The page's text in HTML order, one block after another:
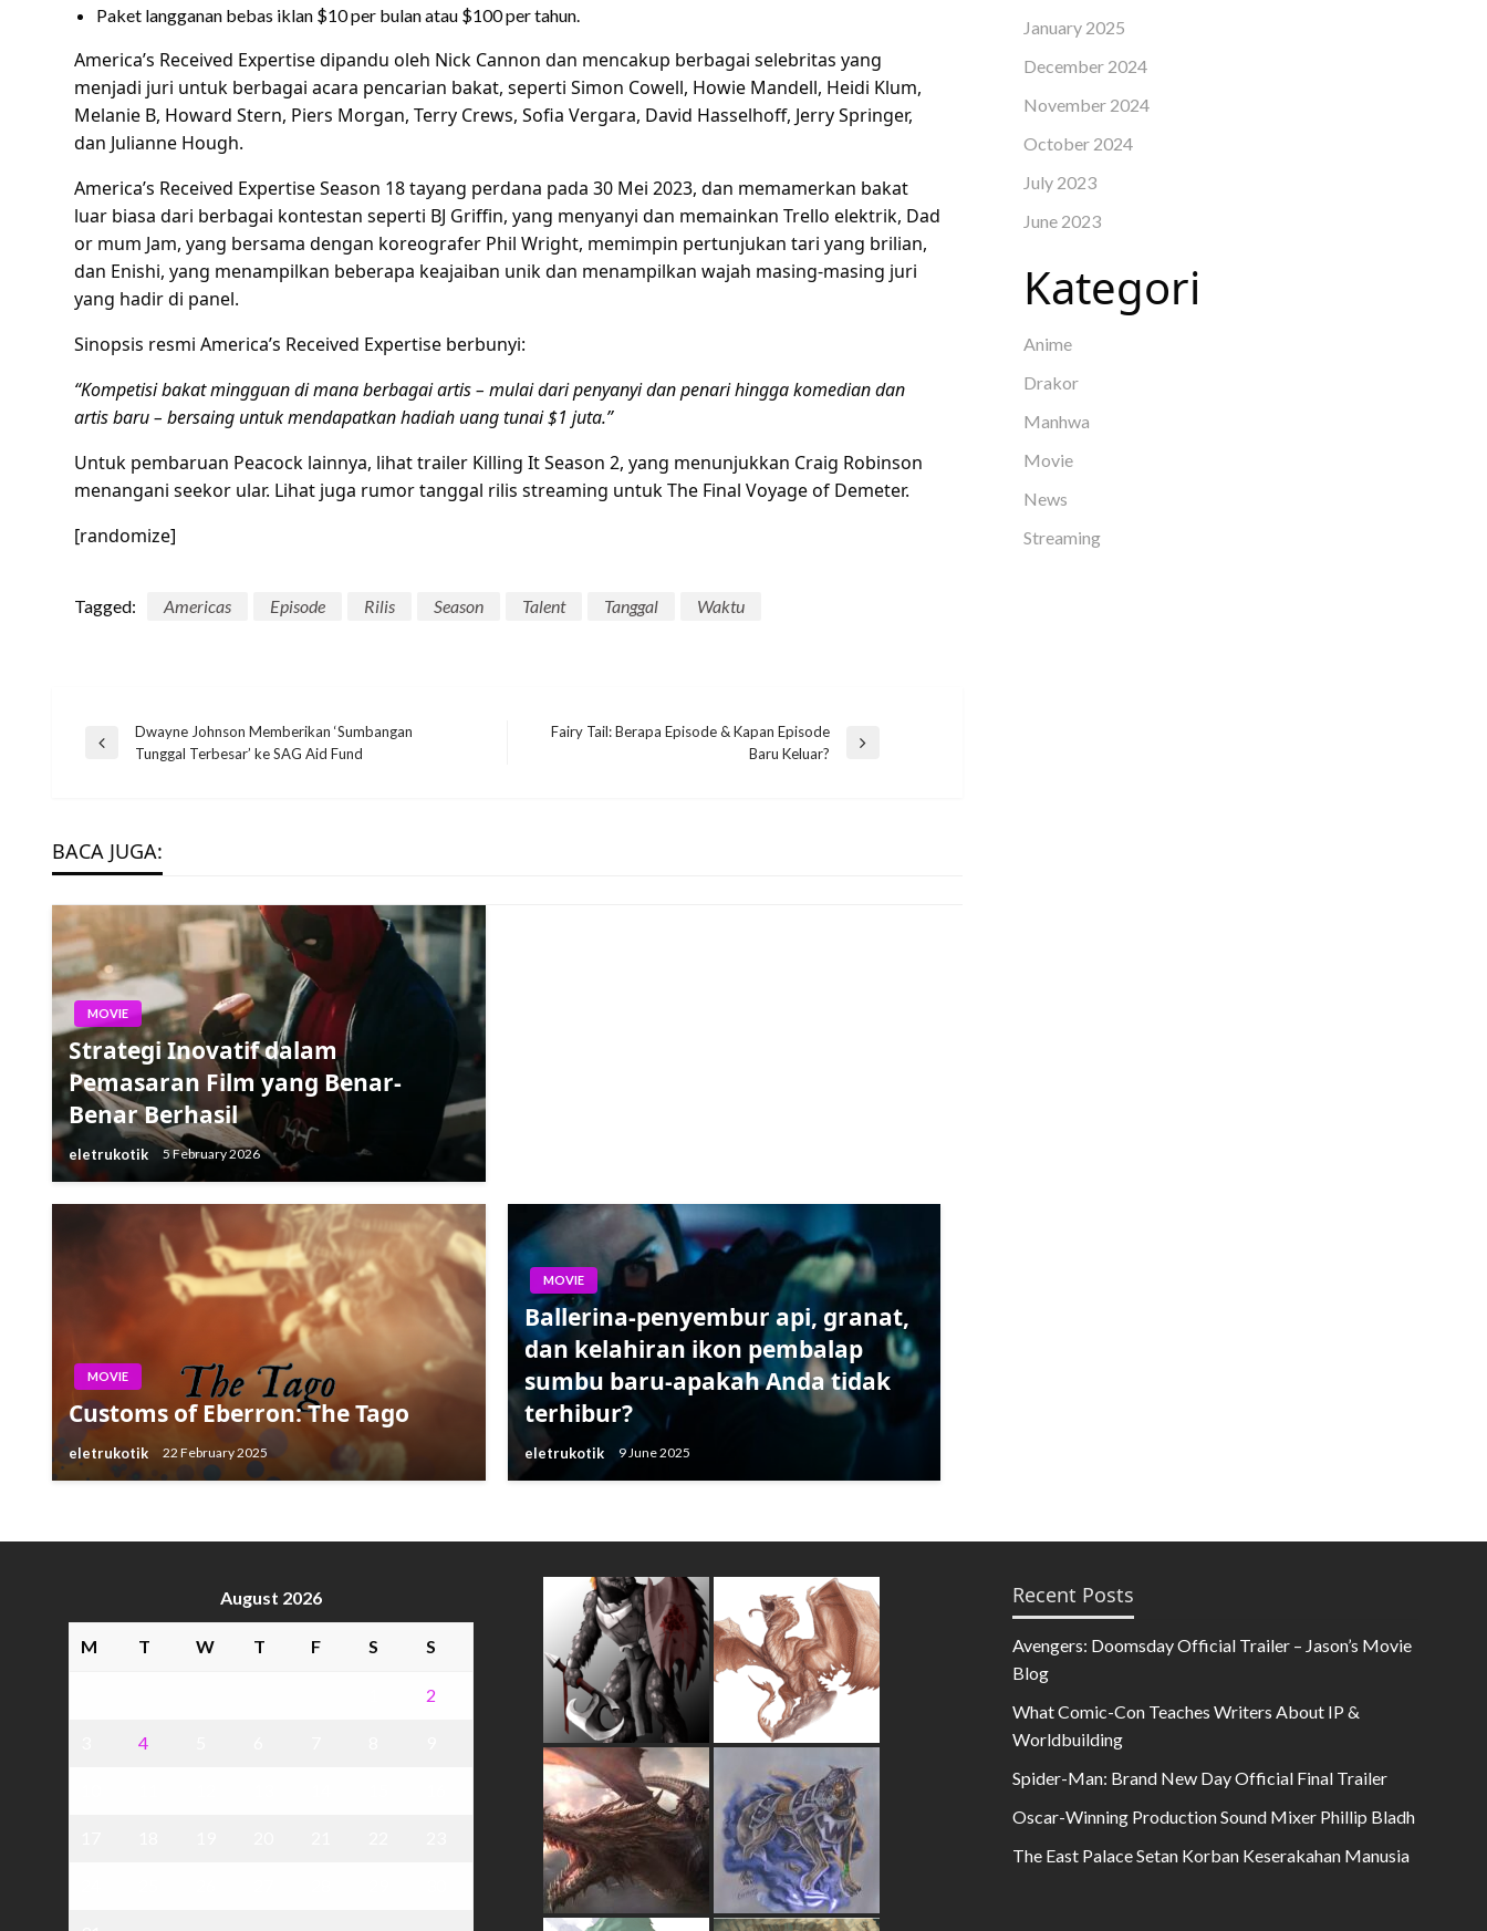
Paket langganan bebas iklan $10 per bulan atau $100 per tahun.
America’s Received Expertise dipandu oleh Nick Cannon dan mencakup berbagai selebritas yang
menjadi juri untuk berbagai acara pencarian bakat, seperti Simon Cowell, Howie Mandell, Heidi Klum,
Melanie B, Howard Stern, Piers Morgan, Terry Crews, Sofia Vergara, David Hasselhoff, Jerry Springer,
dan Julianne Hough.
America’s Received Expertise Season 18 tayang perdana pada 30 Mei 2023, dan memamerkan bakat
luar biasa dari berbagai kontestan seperti BJ Griffin, yang menyanyi dan memainkan Trello elektrik, Dad
or mum Jam, yang bersama dengan koreografer Phil Wright, memimpin pertunjukan tari yang brilian,
dan Enishi, yang menampilkan beberapa keajaiban unik dan menampilkan wajah masing-masing juri
yang hadir di panel.
Sinopsis resmi America’s Received Expertise berbunyi:
“Kompetisi bakat mingguan di mana berbagai artis – mulai dari penyanyi dan penari hingga komedian dan
artis baru – bersaing untuk mendapatkan hadiah uang tunai $1 juta.”
Untuk pembaruan Peacock lainnya, lihat trailer Killing It Season 2, yang menunjukkan Craig Robinson
menangani seekor ular. Lihat juga rumor tanggal rilis streaming untuk The Final Voyage of Demeter.
[randomize]
Tagged: Americas Episode Rilis Season Talent Tanggal Waktu
Post
Previous
Dwayne Johnson Memberikan ‘Sumbangan
Tunggal Terbesar’ ke SAG Aid Fund
Fairy Tail: Berapa Episode & Kapan Episode
Baru Keluar?
BACA JUGA:
MOVIE
Strategi Inovatif dalam
Pemasaran Film yang Benar-
Benar Berhasil
eletrukotik 5 February 2026
MOVIE
Customs of Eberron: The Tago
eletrukotik 22 February 2025
MOVIE
Ballerina-penyembur api, granat,
dan kelahiran ikon pembalap
sumbu baru-apakah Anda tidak
terhibur?
eletrukotik 9 June 2025
January 2025
December 2024
November 2024
October 2024
July 2023
June 2023
Kategori
Anime
Drakor
Manhwa
Movie
News
Streaming
August 2026
M T W T F S S
2
4
Recent Posts
Avengers: Doomsday Official Trailer – Jason’s Movie
Blog
What Comic-Con Teaches Writers About IP &
Worldbuilding
Spider-Man: Brand New Day Official Final Trailer
Oscar-Winning Production Sound Mixer Phillip Bladh
The East Palace Setan Korban Keserakahan Manusia